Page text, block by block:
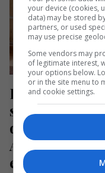
Român plecat
străinătate:
de lei la
Acum are
euro lunar
your device (cookies,
data) may be stored
partners, or used
may use precise
Some vendors may
of legitimate interest,
your options below.
or in the site menu to
and cookie settings.